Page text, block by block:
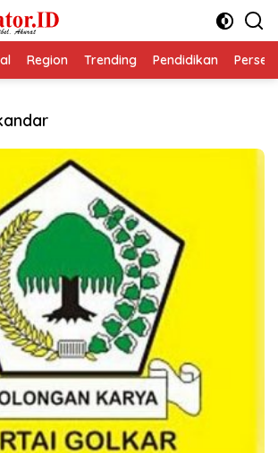
Region Trending Pendidikan